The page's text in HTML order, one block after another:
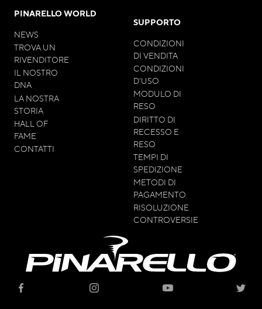
PINARELLO WORLD
NEWS
TROVA UN
RIVENDITORE
IL NOSTRO
DNA
LA NOSTRA
STORIA
HALL OF
FAME
CONTATTI
SUPPORTO
CONDIZIONI
DI VENDITA
CONDIZIONI
D'USO
MODULO DI
RESO
DIRITTO DI
RECESSO E
RESO
TEMPI DI
SPEDIZIONE
METODI DI
PAGAMENTO
RISOLUZIONE
CONTROVERSIE